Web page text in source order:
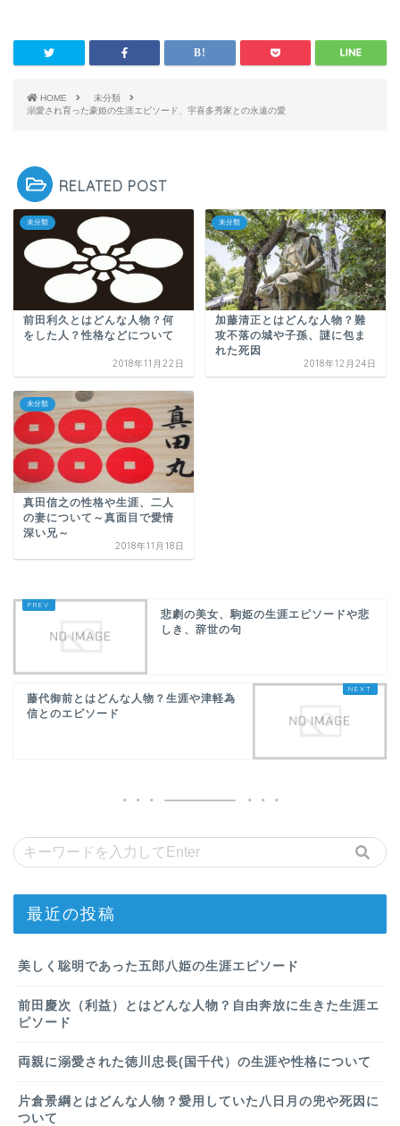
HOME
未分類
溺愛され育った豪姫の生涯エピソード、宇喜多秀家との永遠の愛
RELATED POST
未分類
前田利久とはどんな人物？何
をした人？性格などについて
2018年11月22日
未分類
加藤清正とはどんな人物？難
攻不落の城や子孫、謎に包ま
れた死因
2018年12月24日
未分類
真田信之の性格や生涯、二人
の妻について～真面目で愛情
深い兄～
2018年11月18日
悲劇の美女、駒姫の生涯エピソードや悲
しき、辞世の句
藤代御前とはどんな人物？生涯や津軽為
信とのエピソード
最近の投稿
美しく聡明であった五郎八姫の生涯エピソード
前田慶次（利益）とはどんな人物？自由奔放に生きた生涯エ
ピソード
両親に溺愛された徳川忠長(国千代）の生涯や性格について
片倉景綱とはどんな人物？愛用していた八日月の兜や死因に
ついて